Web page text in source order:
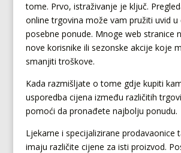
tome. Prvo, istraživanje je ključ.
online trgovina može vam pružiti uvid u
posebne ponude. Mnoge web stranice
nove korisnike ili sezonske akcije koje
smanjiti troškove.
Kada razmišljate o tome gdje kupiti
usporedba cijena između različitih
pomoći da pronađete najbolju ponudu.
Ljekarne i specijalizirane prodavaonice
imaju različite cijene za isti proizvod.